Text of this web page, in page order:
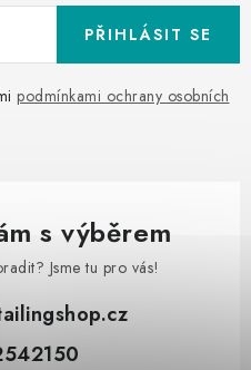
podmínkami ochrany osobních
PŘIHLÁSIT SE
s výběrem
Jsme tu pro vás!